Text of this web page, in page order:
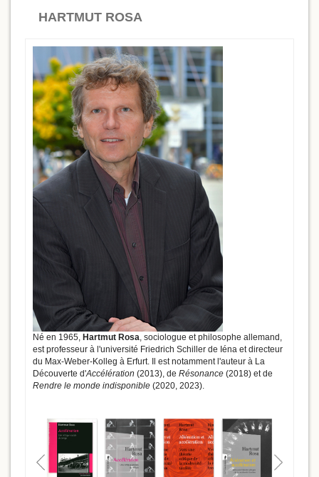
HARTMUT ROSA
Né en 1965, Hartmut Rosa, sociologue et philosophe allemand,
est professeur à l'université Friedrich Schiller de Iéna et directeur
du Max-Weber-Kolleg à Erfurt. Il est notamment l'auteur à La
Découverte d'Accélération (2013), de Résonance (2018) et de
Rendre le monde indisponible (2020, 2023).